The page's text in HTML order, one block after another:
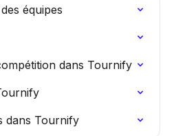
équipes
dans Tournify
dans Tournify